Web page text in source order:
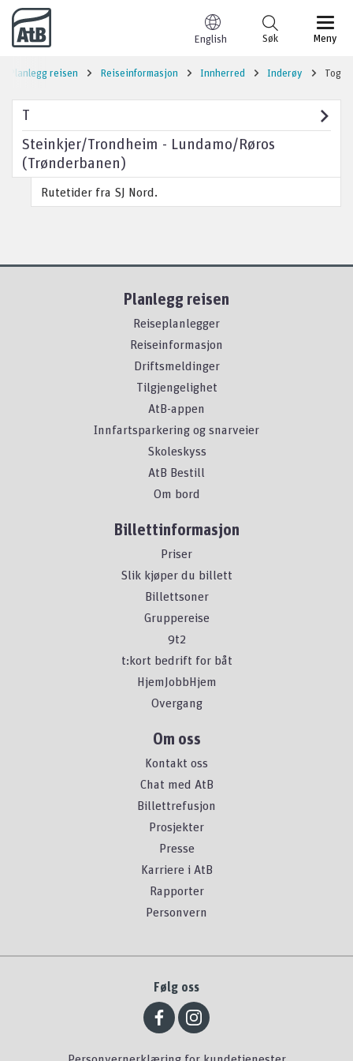
Til innhold
English Meny
Søk
Planlegg reisen Reiseinformasjon Innherred Inderøy Tog
T
Steinkjer/Trondheim - Lundamo/Røros
(Trønderbanen)
Rutetider fra SJ Nord.
Planlegg reisen
Reiseplanlegger
Reiseinformasjon
Driftsmeldinger
Tilgjengelighet
AtB-appen
Innfartsparkering og snarveier
Skoleskyss
AtB Bestill
Om bord
Billettinformasjon
Priser
Slik kjøper du billett
Billettsoner
Gruppereise
9t2
t:kort bedrift for båt
HjemJobbHjem
Overgang
Om oss
Kontakt oss
Chat med AtB
Billettrefusjon
Prosjekter
Presse
Karriere i AtB
Rapporter
Personvern
Følg oss